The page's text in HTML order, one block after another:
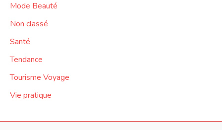
Mode Beauté
Non classé
Santé
Tendance
Tourisme Voyage
Vie pratique